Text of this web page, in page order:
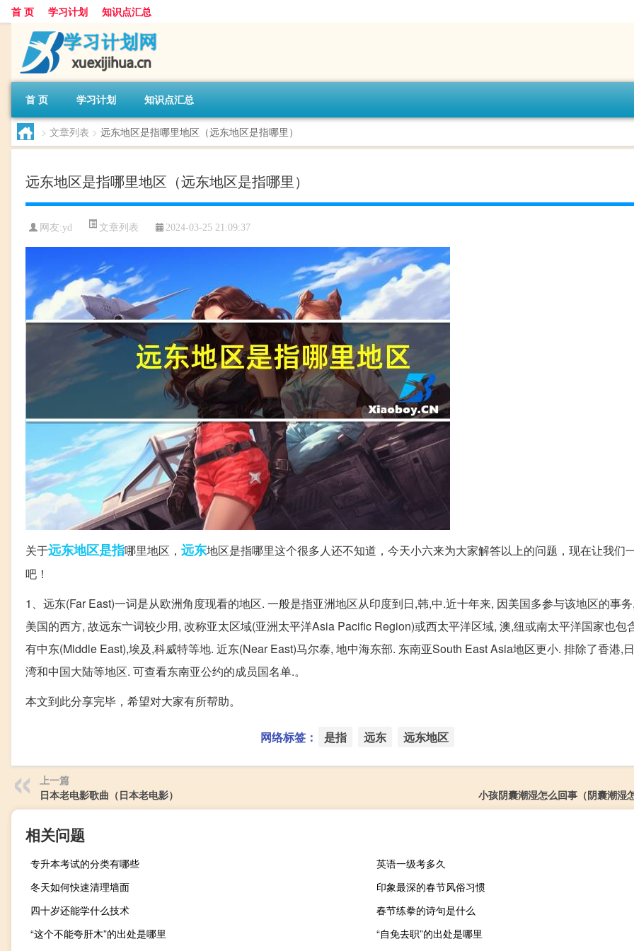
首 页 学习计划 知识点汇总
首 页 学习计划 知识点汇总
> 文章列表 > 远东地区是指哪里地区（远东地区是指哪里）
远东地区是指哪里地区（远东地区是指哪里）
网友:yd 文章列表 2024-03-25 21:09:37
关于远东地区是指哪里地区， 远东地区是指哪里这个很多人还不知道，今天小六来为大家解答以上的问题，现在让我们
吧！
1、远东(Far East)一词是从欧洲角度现看的地区. 一般是指亚洲地区从印度到日,韩,中.近十年来, 因美国多参与该地区的事
美国的西方, 故远东亠词较少用, 改称亚太区域(亚洲太平洋Asia Pacific Region)或西太平洋区域, 澳,纽或南太平洋国家也包
有中东(Middle East),埃及,科威特等地. 近东(Near East)马尔泰, 地中海东部. 东南亚South East Asia地区更小. 排除了香港,
湾和中国大陆等地区. 可查看东南亚公约的成员国名单.。
本文到此分享完毕，希望对大家有所帮助。
网络标签： 是指 远东 远东地区
上一篇
日本老电影歌曲（日本老电影）
小孩阴囊潮湿怎么回事（阴囊潮湿
相关问题
专升本考试的分类有哪些
英语一级考多久
冬天如何快速清理墙面
印象最深的春节风俗习惯
四十岁还能学什么技术
春节练拳的诗句是什么
“这个不能夸肝木”的出处是哪里
“自免去职”的出处是哪里